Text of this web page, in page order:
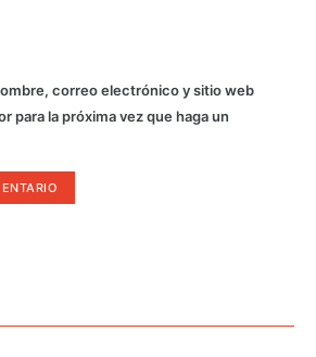
correo electrónico y sitio web
para la próxima vez que haga un